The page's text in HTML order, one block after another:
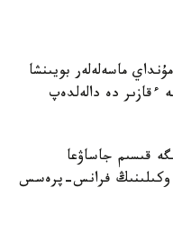
ماسەلەلەر بويىنشا
ءقازىر دە دالەلدەپ
قىسىم جاساۋعا
وكىلىنىڭ فرانس-پرەسس